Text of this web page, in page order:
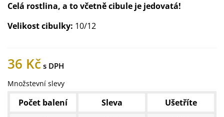
Celá rostlina, a to včetně cibule je jedovatá!
Velikost cibulky: 10/12
36 Kč
Množstevní slevy
Počet balení Sleva
Ušetříte